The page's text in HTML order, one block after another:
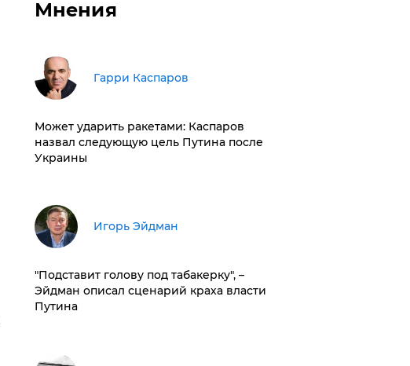
Мнения
Гарри Каспаров
Может ударить ракетами: Каспаров
назвал следующую цель Путина после
Украины
Игорь Эйдман
​"Подставит голову под табакерку", –
Эйдман описал сценарий краха власти
Путина